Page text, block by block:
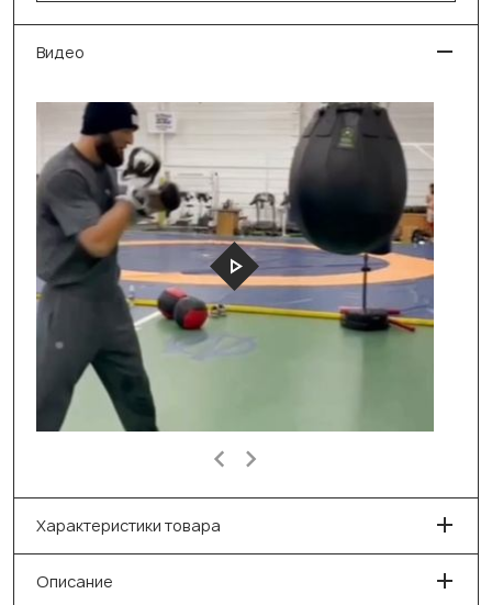
Видео
Характеристики товара
Описание